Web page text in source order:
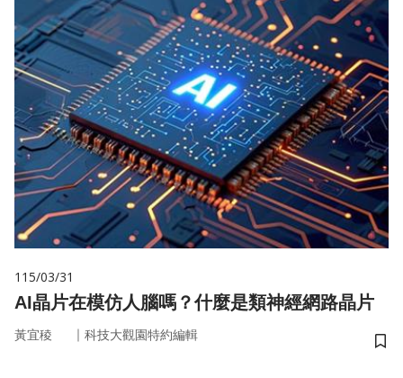
115/03/31
AI晶片在模仿人腦嗎？什麼是類神經網路晶片
黃宜稜 ｜ 科技大觀園特約編輯
儲